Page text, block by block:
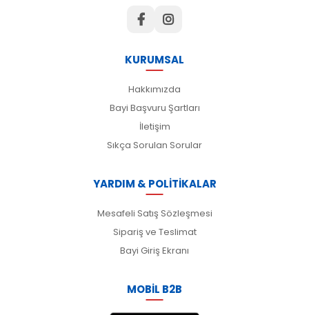
KURUMSAL
Hakkımızda
Bayi Başvuru Şartları
İletişim
Sıkça Sorulan Sorular
YARDIM & POLİTİKALAR
Mesafeli Satış Sözleşmesi
Sipariş ve Teslimat
Bayi Giriş Ekranı
MOBİL B2B